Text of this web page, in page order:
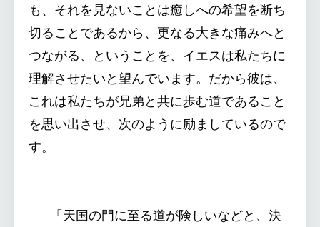
も、それを見ないことは癒しへの希望を断ち
切ることであるから、更なる大きな痛みへと
つながる、ということを、イエスは私たちに
理解させたいと望んでいます。だから彼は、
これは私たちが兄弟と共に歩む道であること
を思い出させ、次のように励ましているので
す。
「天国の門に至る道が険しいなどと、決